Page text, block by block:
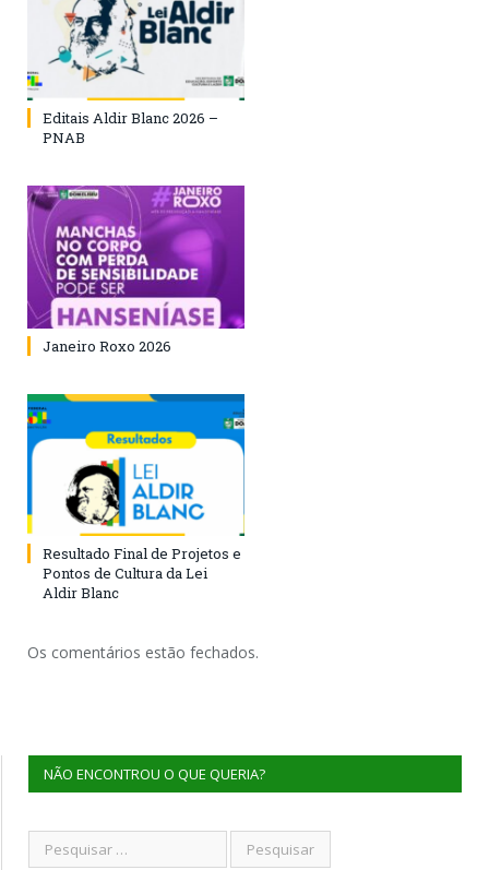
Editais Aldir Blanc 2026 –
PNAB
Janeiro Roxo 2026
Resultado Final de Projetos e
Pontos de Cultura da Lei
Aldir Blanc
Os comentários estão fechados.
NÃO ENCONTROU O QUE QUERIA?